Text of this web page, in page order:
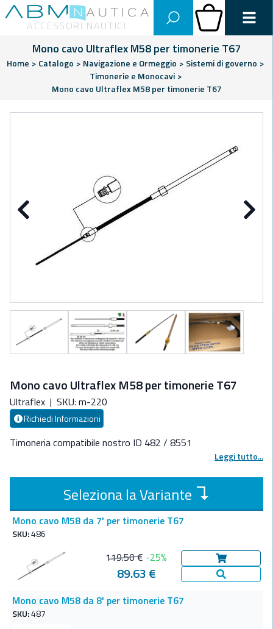
Abm Nautica
ACCESSORI NAUTICI
Carrello
Mono cavo Ultraflex M58 per timonerie T67
Home > Catalogo > Navigazione e Ormeggio > Sistemi di governo >
Timonerie e Monocavi >
Mono cavo Ultraflex M58 per timonerie T67
Precedente
Mono cavo Ultraflex M58 per timonerie T67
Ultraflex | SKU: m-220
Richiedi Informazioni
Timoneria compatibile nostro ID 482 / 8551
Leggi tutto...
Seleziona la Variante ↴
Mono cavo M58 da 7' per timonerie T67
SKU:486
119.50 € -25%
89.63 €
Aggiungi al
Vedi Dettagli
Mono cavo M58 da 8' per timonerie T67
SKU:487